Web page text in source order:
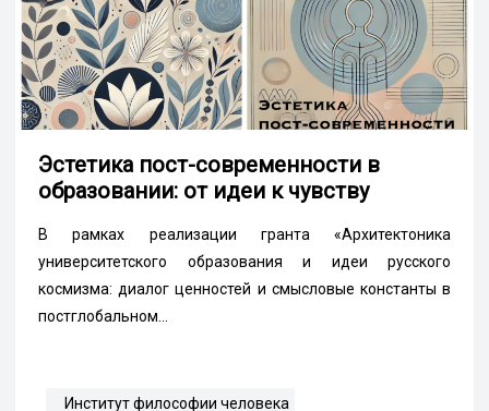
Эстетика пост-современности в
образовании: от идеи к чувству
В рамках реализации гранта «Архитектоника
университетского образования и идеи русского
космизма: диалог ценностей и смысловые константы в
постглобальном...
Институт философии человека